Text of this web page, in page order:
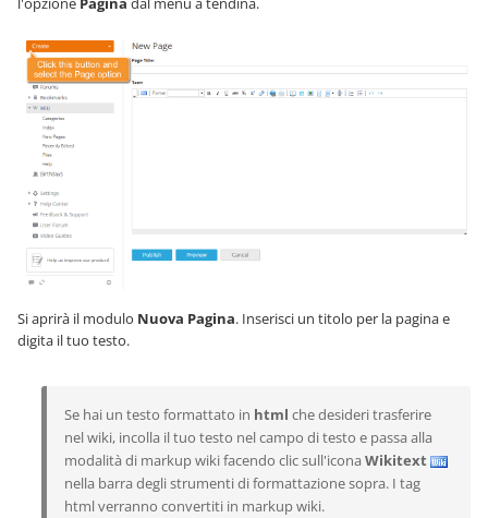
Si aprirà il modulo Nuova Pagina. Inserisci un titolo per la pagina e
digita il tuo testo.
Se hai un testo formattato in html che desideri trasferire
nel wiki, incolla il tuo testo nel campo di testo e passa alla
modalità di markup wiki facendo clic sull'icona Wikitext
nella barra degli strumenti di formattazione sopra. I tag
html verranno convertiti in markup wiki.